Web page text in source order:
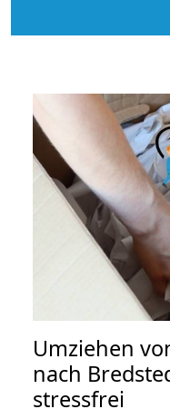
Umziehen
nach
stressfrei